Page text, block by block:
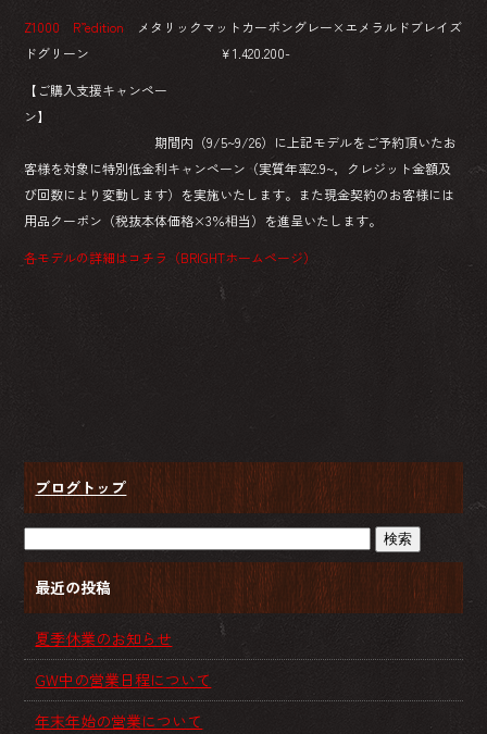
Z1000 R”edition メタリックマットカーボングレー×エメラルドブレイズ
ドグリーン ￥1.420.200-
【ご購入支援キャンペー
ン】
期間内（9/5~9/26）に上記モデルをご予約頂いたお
客様を対象に特別低金利キャンペーン（実質年率2.9~，クレジット金額及
び回数により変動します）を実施いたします。また現金契約のお客様には
用品クーポン（税抜本体価格×3％相当）を進呈いたします。
各モデルの詳細はコチラ（BRIGHTホームページ）
ブログトップ
最近の投稿
夏季休業のお知らせ
GW中の営業日程について
年末年始の営業について